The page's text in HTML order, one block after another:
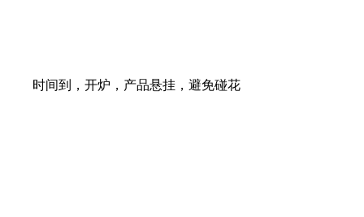
时间到，开炉，产品悬挂，避免碰花